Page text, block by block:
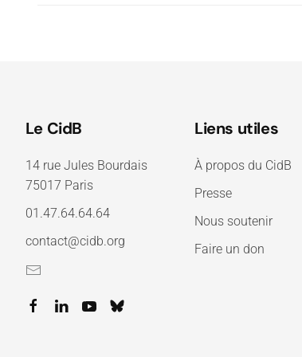
Le CidB
14 rue Jules Bourdais
75017 Paris
01.47.64.64.64
contact@cidb.org
Liens utiles
À propos du CidB
Presse
Nous soutenir
Faire un don